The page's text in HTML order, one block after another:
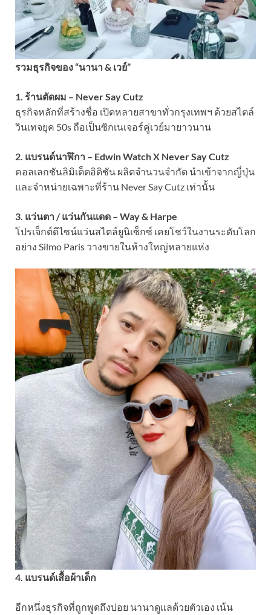
รวมธุรกิจของ “นานา & เวย์”
1. ร้านตัดผม – Never Say Cutz
ธุรกิจหลักที่สร้างชื่อ เปิดหลายสาขาทั่วกรุงเทพฯ ด้วยสไตล์
วินเทจยุค 50s ถือเป็นซิกเนเจอร์คู่เวย์มายาวนาน
2. แบรนด์นาฬิกา – Edwin Watch X Never Say Cutz
คอลเลกชันลิมิเต็ดอิดิชัน ผลิตจำนวนจำกัด นำเข้าจากญี่ปุ่น
และจำหน่ายเฉพาะที่ร้าน Never Say Cutz เท่านั้น
3. แว่นตา / แว่นกันแดด – Way & Harpe
โปรเจ็กต์ดีไซน์แว่นสไตล์ยูนิเซ็กซ์ เคยโชว์ในงานระดับโลก
อย่าง Silmo Paris วางขายในห้างใหญ่หลายแห่ง
4. แบรนด์เสื้อผ้าเด็ก
อีกหนึ่งธุรกิจที่ถูกพูดถึงบ่อย นานาดูแลด้วยตัวเอง เน้น